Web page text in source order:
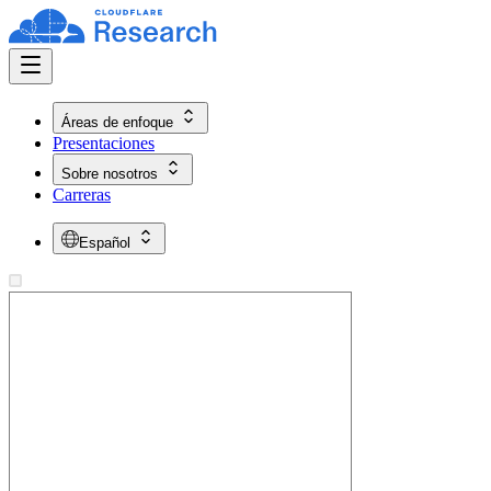
Áreas de enfoque
Presentaciones
Sobre nosotros
Carreras
Español